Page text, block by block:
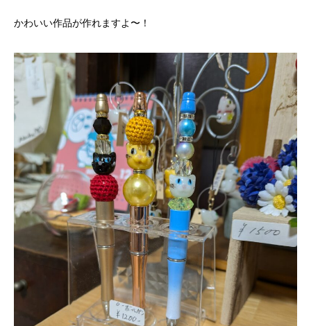
かわいい作品が作れますよ〜！